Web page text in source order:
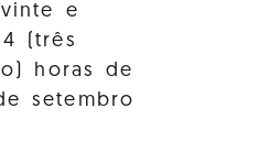
e
(três
horas de
setembro